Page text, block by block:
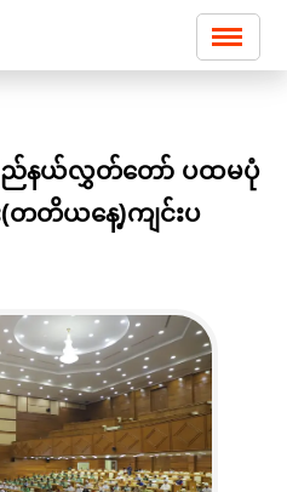
ည်နယ်လွှတ်တော် ပထမပုံ
တတိယနေ့)ကျင်းပ